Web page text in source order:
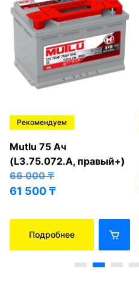
Рекомендуем
Mutlu 75 Ач
(L3.75.072.A, правый+)
66 000₸
61 500₸
Подробнее